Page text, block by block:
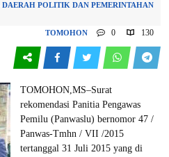
DAERAH POLITIK DAN PEMERINTAHAN
TOMOHON 0 130
TOMOHON,MS–Surat
rekomendasi Panitia Pengawas
Pemilu (Panwaslu) bernomor 47 /
Panwas-Tmhn / VII /2015
tertanggal 31 Juli 2015 yang di